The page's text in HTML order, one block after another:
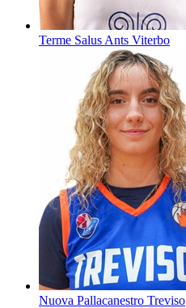
Terme Salus Ants Viterbo
Nuova Pallacanestro Treviso